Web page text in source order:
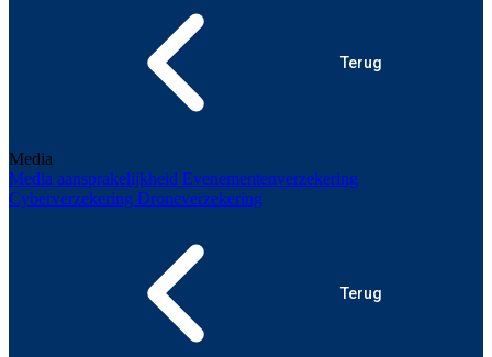
Terug
Media
Media aansprakelijkheid Evenementenverzekering
Cyberverzekering Droneverzekering
Terug